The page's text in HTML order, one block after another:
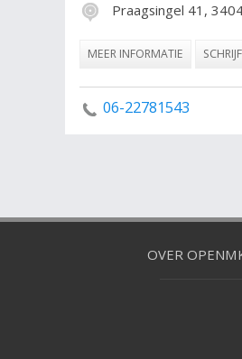
Praagsingel 41,
MEER INFORMATIE
06-22781543
OVER